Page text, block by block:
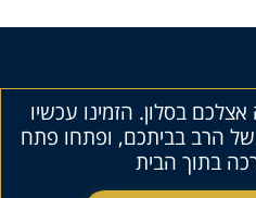
בסלון. הזמינו עכשיו
הרב בביתכם, ופתחו פתח
בתוך הבית